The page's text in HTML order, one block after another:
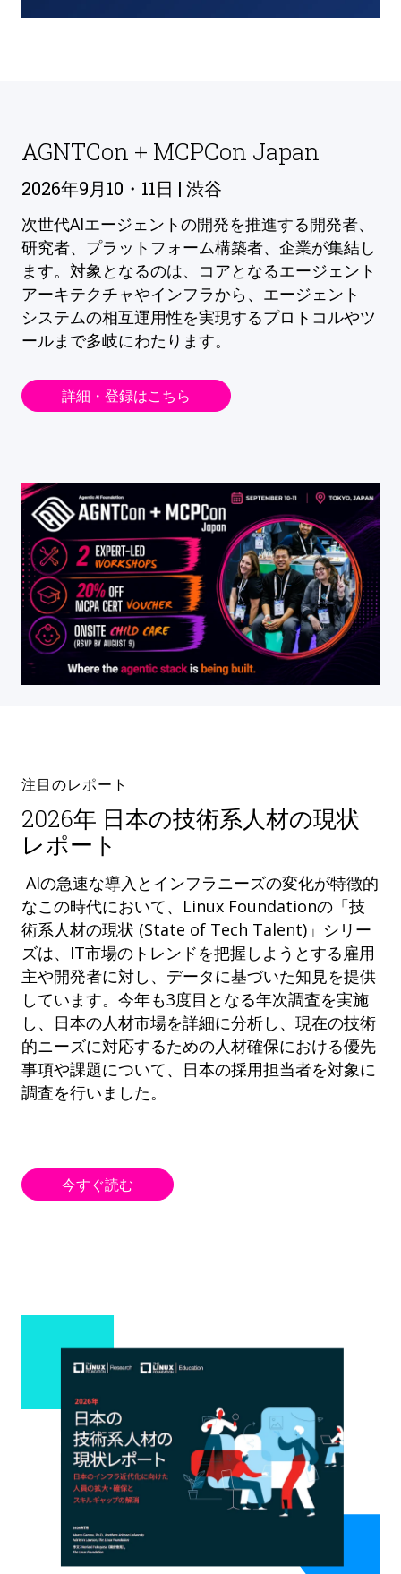
AGNTCon + MCPCon Japan
2026年9月10・11日 | 渋谷
次世代AIエージェントの開発を推進する開発者、
研究者、プラットフォーム構築者、企業が集結し
ます。対象となるのは、コアとなるエージェント
アーキテクチャやインフラから、エージェント
システムの相互運用性を実現するプロトコルやツ
ールまで多岐にわたります。
詳細・登録はこちら
注目のレポート
2026年 日本の技術系人材の現状
レポート
AIの急速な導入とインフラニーズの変化が特徴的
なこの時代において、Linux Foundationの「技
術系人材の現状 (State of Tech Talent)」シリー
ズは、IT市場のトレンドを把握しようとする雇用
主や開発者に対し、データに基づいた知見を提供
しています。今年も3度目となる年次調査を実施
し、日本の人材市場を詳細に分析し、現在の技術
的ニーズに対応するための人材確保における優先
事項や課題について、日本の採用担当者を対象に
調査を行いました。
今すぐ読む